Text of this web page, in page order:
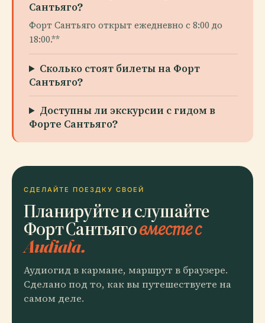
Сантьяго?
Форт Сантьяго открыт ежедневно с 8:00 до
18:00.**
Сколько стоят билеты на Форт
Сантьяго?
Доступны ли экскурсии с гидом в
Форте Сантьяго?
СДЕЛАЙТЕ ПОЕЗДКУ СВОЕЙ
Планируйте и слушайте
Форт Сантьяговместе с
Audiala.
Аудиогид в кармане, маршрут в браузере.
Сделано под то, как вы путешествуете на
самом деле.